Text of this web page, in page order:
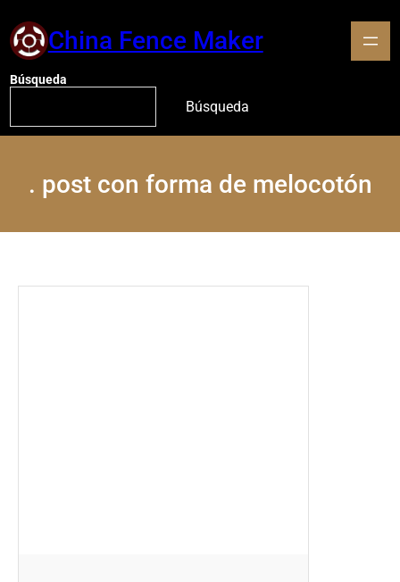
China Fence Maker
Búsqueda
Búsqueda
. post con forma de melocotón